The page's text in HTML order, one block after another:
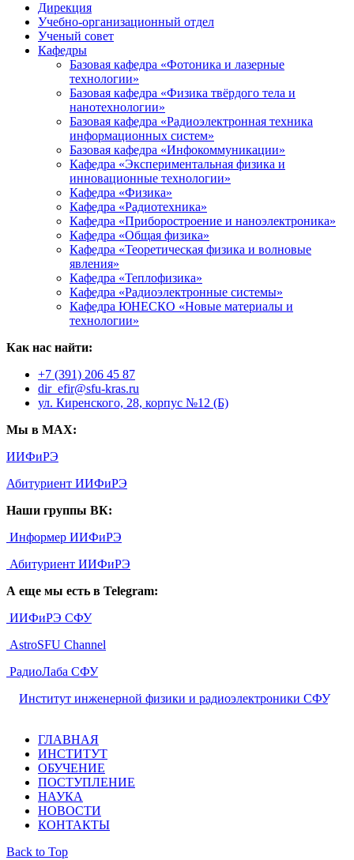
Дирекция
Учебно-организационный отдел
Ученый совет
Кафедры
Базовая кафедра «Фотоника и лазерные
технологии»
Базовая кафедра «Физика твёрдого тела и
нанотехнологии»
Базовая кафедра «Радиоэлектронная техника
информационных систем»
Базовая кафедра «Инфокоммуникации»
Кафедра «Экспериментальная физика и
инновационные технологии»
Кафедра «Физика»
Кафедра «Радиотехника»
Кафедра «Приборостроение и наноэлектроника»
Кафедра «Общая физика»
Кафедра «Теоретическая физика и волновые
явления»
Кафедра «Теплофизика»
Кафедра «Радиоэлектронные системы»
Кафедра ЮНЕСКО «Новые материалы и
технологии»
Как нас найти:
+7 (391) 206 45 87
dir_efir@sfu-kras.ru
ул. Киренского, 28, корпус №12 (Б)
Мы в MAX:
ИИФиРЭ
Абитуриент ИИФиРЭ
Наши группы ВК:
Информер ИИФиРЭ
Абитуриент ИИФиРЭ
А еще мы есть в Telegram:
ИИФиРЭ СФУ
AstroSFU Channel
РадиоЛаба СФУ
Институт инженерной физики и радиоэлектроники СФУ,
ГЛАВНАЯ
ИНСТИТУТ
ОБУЧЕНИЕ
ПОСТУПЛЕНИЕ
НАУКА
НОВОСТИ
КОНТАКТЫ
Back to Top